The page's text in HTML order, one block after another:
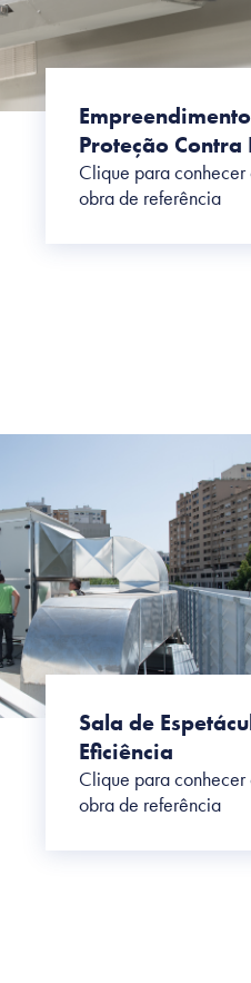
Proteção Contra
Clique para conhecer
obra de referência
Sala de
Eficiência
Clique para conhecer
obra de referência